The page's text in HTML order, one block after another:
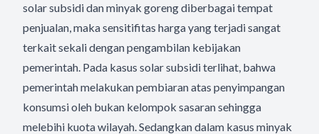
solar subsidi dan minyak goreng diberbagai tempat
penjualan, maka sensitifitas harga yang terjadi sangat
terkait sekali dengan pengambilan kebijakan
pemerintah. Pada kasus solar subsidi terlihat, bahwa
pemerintah melakukan pembiaran atas penyimpangan
konsumsi oleh bukan kelompok sasaran sehingga
melebihi kuota wilayah. Sedangkan dalam kasus minyak